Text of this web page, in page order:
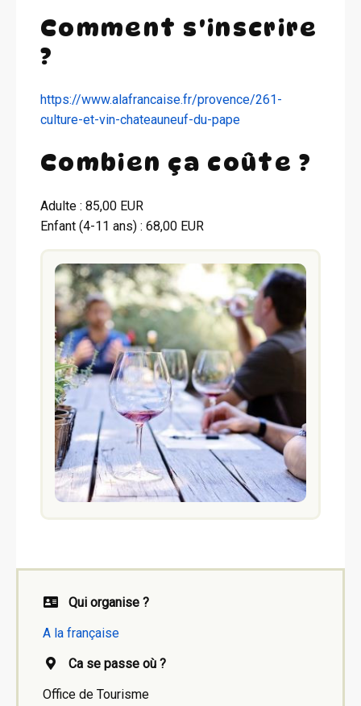
Comment s'inscrire
?
https://www.alafrancaise.fr/provence/261-
culture-et-vin-chateauneuf-du-pape
Combien ça coûte ?
Adulte : 85,00 EUR
Enfant (4-11 ans) : 68,00 EUR
Qui organise ?
A la française
Ca se passe où ?
Office de Tourisme